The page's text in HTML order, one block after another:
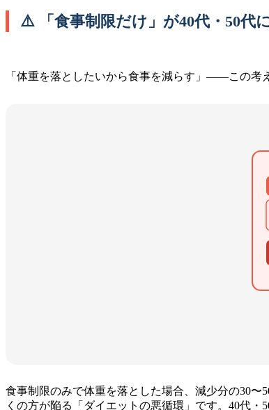
⚠️ 「食事制限だけ」が40代・50代
「体重を落としたいから食事を減らす」——この考
食事制限のみで体重を落とした場合、減少分の30〜
くの方が陥る「ダイエットの悪循環」です。40代・